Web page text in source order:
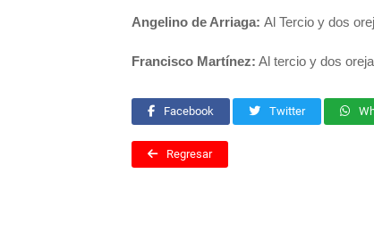
Angelino de Arriaga: Al Tercio y dos
Francisco Martínez: Al tercio y dos
Facebook Twitter
Regresar